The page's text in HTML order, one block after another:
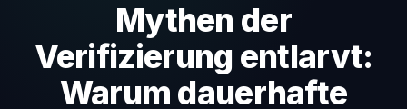
Mythen der
Verifizierung entlarvt:
Warum dauerhafte